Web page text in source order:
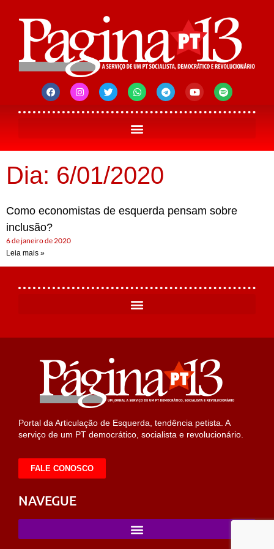
Dia: 6/01/2020
Como economistas de esquerda pensam sobre
inclusão?
6 de janeiro de 2020
Leia mais »
Portal da Articulação de Esquerda, tendência petista. A
serviço de um PT democrático, socialista e revolucionário.
FALE CONOSCO
NAVEGUE